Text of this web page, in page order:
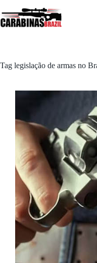
para
o
Tag legislação de armas no